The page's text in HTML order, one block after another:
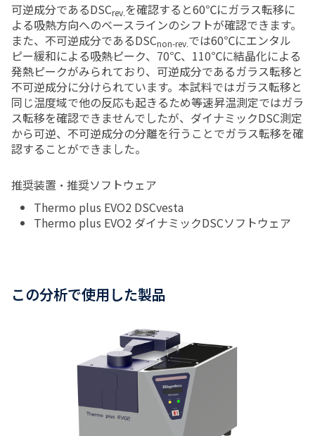
可逆成分であるDSCrev.を確認すると60℃にガラス転移に
よる吸熱方向へのベースラインのシフトが確認できます。
また、不可逆成分であるDSCnon-rev.では60℃にエンタル
ピー緩和による吸熱ピーク、 70℃、 110℃に結晶化による
発熱ピークがみられており、可逆成分であるガラス転移と
不可逆成分に分けられています。本試料ではガラス転移と
同じ温度域で他の反応も起きるため等速昇温測定ではガラ
ス転移を確認できませんでしたが、ダイナミックDSC測定
から可逆、不可逆成分の分離を行うことでガラス転移を確
認することができました。
推奨装置・推奨ソフトウェア
Thermo plus EVO2 DSCvesta
Thermo plus EVO2 ダイナミックDSCソフトウェア
この分析で使用した製品